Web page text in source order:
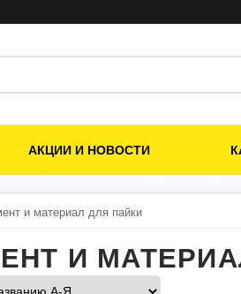
АКЦИИ И НОВОСТИ
и материал для пайки
И